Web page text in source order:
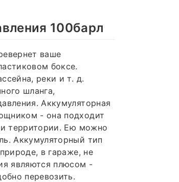
100барл
ваше
боксе.
реки и т. д.
шланга,
Аккумуляторная
- она подходит
территории. Ею можно
Аккумуляторный тип
в гараже, не
являются плюсом -
перевозить.